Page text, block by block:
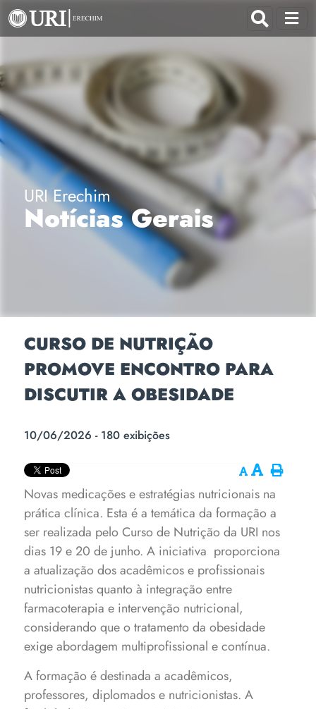
URI Erechim
Notícias Gerais
CURSO DE NUTRIÇÃO
PROMOVE ENCONTRO PARA
DISCUTIR A OBESIDADE
10/06/2026 - 180 exibições
Novas medicações e estratégias nutricionais na
prática clínica. Esta é a temática da formação a
ser realizada pelo Curso de Nutrição da URI nos
dias 19 e 20 de junho. A iniciativa proporciona
a atualização dos acadêmicos e profissionais
nutricionistas quanto à integração entre
farmacoterapia e intervenção nutricional,
considerando que o tratamento da obesidade
exige abordagem multiprofissional e contínua.
A formação é destinada a acadêmicos,
professores, diplomados e nutricionistas. A